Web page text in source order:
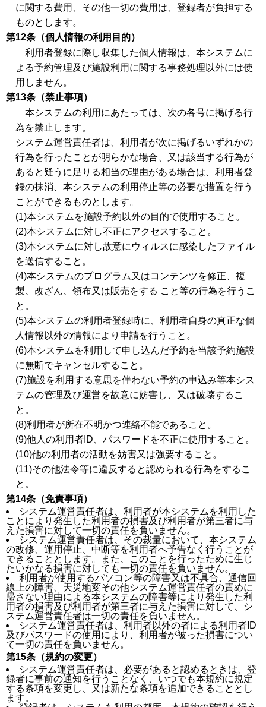
に関する費用、その他一切の費用は、登録者が負担する
ものとします。
第12条（個人情報の利用目的）
利用者登録に際し収集した個人情報は、本システムに
よる予約管理及び施設利用に関する事務処理以外には使
用しません。
第13条（禁止事項）
本システムの利用にあたっては、次の各号に掲げる行
為を禁止します。
システム運営責任者は、利用者が次に掲げるいずれかの
行為を行ったことが明らかな場合、又は該当する行為が
あると疑うに足りる相当の理由がある場合は、利用者登
録の抹消、本システムの利用停止等の必要な措置を行う
ことができるものとします。
(1)本システムを施設予約以外の目的で使用すること。
(2)本システムに対し不正にアクセスすること。
(3)本システムに対し故意にウィルスに感染したファイル
を送信すること。
(4)本システムのプログラム又はコンテンツを修正、複
製、改ざん、領布又は販売をする こと等の行為を行うこ
と。
(5)本システムの利用者登録時に、利用者自身の真正な個
人情報以外の情報により申請を行うこと。
(6)本システムを利用して申し込んだ予約を当該予約施設
に無断でキャンセルすること。
(7)施設を利用する意思を伴わない予約の申込み等本シス
テムの管理及び運営を故意に妨害し、又は破壊するこ
と。
(8)利用者が所在不明かつ連絡不能であること。
(9)他人の利用者ID、パスワードを不正に使用すること。
(10)他の利用者の活動を妨害又は強要すること。
(11)その他法令等に違反すると認められる行為をするこ
と。
第14条（免責事項）
システム運営責任者は、利用者が本システムを利用した
ことにより発生した利用者の損害及び利用者が第三者に与
えた損害に対して一切の責任を負いません。
システム運営責任者は、その裁量において、本システム
の改修、運用停止、中断等を利用者へ予告なく行うことが
できることとします。また、このことを行ったために生じ
たいかなる損害に対しても一切の責任を負いません。
利用者が使用するパソコン等の障害又は不具合、通信回
線上の障害、天災地変その他システム運営責任者の責めに
帰さない理由による本システムの障害等により発生した利
用者の損害及び利用者が第三者に与えた損害に対して、シ
ステム運営責任者は一切の責任を負いません。
システム運営責任者は、利用者以外の者による利用者ID
及びパスワードの使用により、利用者が被った損害につい
て一切の責任を負いません。
第15条（規約の変更）
システム運営責任者は、必要があると認めるときは、登
録者に事前の通知を行うことなく、いつでも本規約に規定
する条項を変更し、又は新たな条項を追加できることとし
ます。